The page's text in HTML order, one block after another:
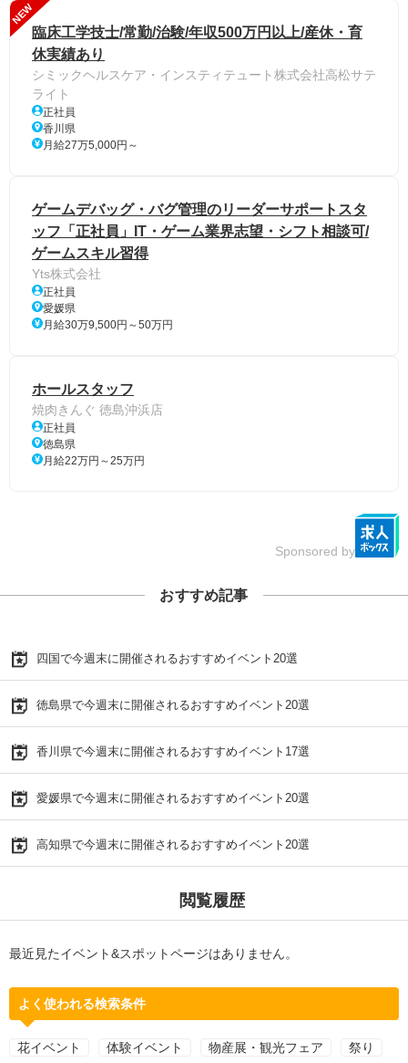
NEW
臨床工学技士/常勤/治験/年収500万円以上/産休・育
休実績あり
シミックヘルスケア・インスティテュート株式会社高松サテ
ライト
正社員
香川県
月給27万5,000円～
ゲームデバッグ・バグ管理のリーダーサポートスタ
ッフ「正社員」IT・ゲーム業界志望・シフト相談可/
ゲームスキル習得
Yts株式会社
正社員
愛媛県
月給30万9,500円～50万円
ホールスタッフ
焼肉きんぐ 徳島沖浜店
正社員
徳島県
月給22万円～25万円
Sponsored by
おすすめ記事
四国で今週末に開催されるおすすめイベント20選
徳島県で今週末に開催されるおすすめイベント20選
香川県で今週末に開催されるおすすめイベント17選
愛媛県で今週末に開催されるおすすめイベント20選
高知県で今週末に開催されるおすすめイベント20選
閲覧履歴
最近見たイベント&スポットページはありません。
よく使われる検索条件
花イベント 体験イベント 物産展・観光フェア 祭り